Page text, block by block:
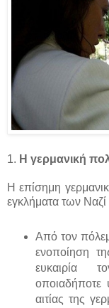
1. Η γερμανική
Η επίσημη
εγκλήματα των Ναζί
Από τον
ενοποίηση
ευκαιρία
αιτίας της